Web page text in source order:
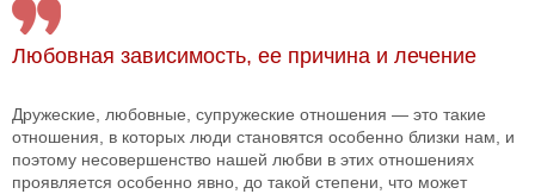
Любовная зависимость, ее причина и лечение
Дружеские, любовные, супружеские отношения — это такие
отношения, в которых люди становятся особенно близки нам, и
поэтому несовершенство нашей любви в этих отношениях
проявляется особенно явно, до такой степени, что может